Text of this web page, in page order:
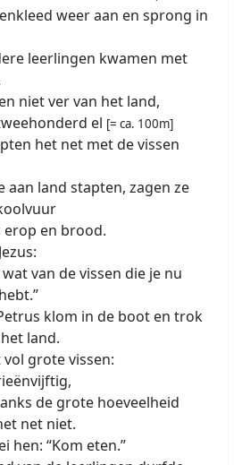
weer aan en sprong in
leerlingen kwamen met
niet ver van het land,
el [= ca. 100m]
het net met de vissen
aan land stapten, zagen ze
erop en brood.
van de vissen die je nu
klom in de boot en trok
land.
vol grote vissen:
de grote hoeveelheid
net niet.
hen: “Kom eten.”